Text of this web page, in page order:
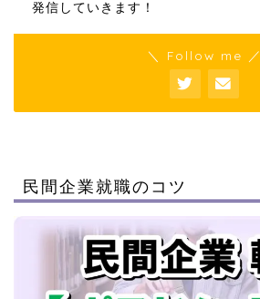
発信していきます！
＼ Follow me ／
民間企業就職のコツ